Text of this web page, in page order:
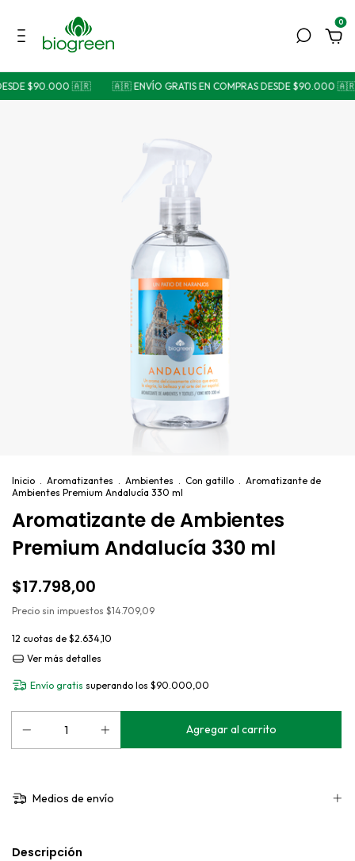
0
$90.000 🇦🇷 🇦🇷 ENVÍO GRATIS EN COMPRAS DESDE $90.000 🇦🇷
Inicio . Aromatizantes . Ambientes . Con gatillo . Aromatizante de
Ambientes Premium Andalucía 330 ml
Aromatizante de Ambientes
Premium Andalucía 330 ml
$17.798,00
Precio sin impuestos $14.709,09
12 cuotas de $2.634,10
Ver más detalles
Envío gratis superando los $90.000,00
Medios de envío
Descripción